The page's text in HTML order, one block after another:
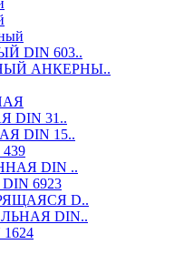
DIN 603..
АНКЕРНЫ..
DIN 31..
DIN 15..
DIN ..
6923
D..
DIN..